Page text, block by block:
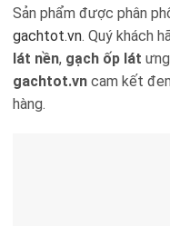
Sản phẩm được phân
gachtot.vn. Quý khách
lát nền, gạch ốp lát
gachtot.vn cam kết
hàng.